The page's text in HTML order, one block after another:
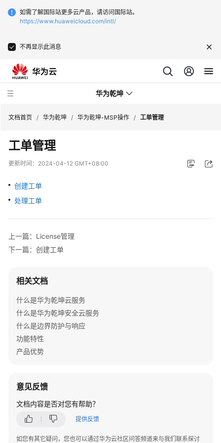
如需了解国际站更多云产品，请访问国际站。
https://www.huaweicloud.com/intl/
不再显示此消息
华为乾坤
安
全
服
务
理
网
华
乾
坤
解
决
方
案
为
乾
APP
文档首页 / 华为乾坤 / 华为乾坤-MSP操作 / 工单管理
工单管理
更新时间： 2024-04-12 GMT+08:00
创建工单
处理工单
上一篇：License管理
下一篇：创建工单
相关文档
什么是华为乾坤云服务
什么是华为乾坤安全云服务
什么是边界防护与响应
功能特性
产品优势
意见反馈
文档内容是否对您有帮助？
提供反馈
如您有其它疑问，您也可以通过华为云社区问答频道来与我们联系探讨